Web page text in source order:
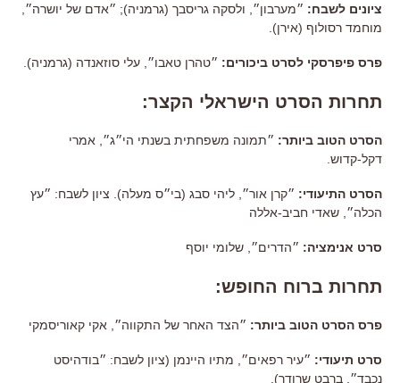
ציונים לשבח: ״מערבון״, ולסקה גריסבך (גרמניה); ״אדם של יושרה״,
מוחמד רסולוף (אירן).
פרס פיפרסקי לסרט ביכורים: ״טהרן טאבו״, עלי סוזאנדה (גרמניה).
תחרות הסרט הישראלי הקצר:
הסרט הטוב ביותר: ״תמונה משפחתית בשנתי הי״ג״, אמרי
דקל-קדוש.
הסרט התיעודי: ״קרן אור״, ליהי סבג (בי״ס מעלה). ציון לשבח: ״עץ
הכלה״, שאדי חביב-אללה
סרט אנימציה: ״הדרים״, שלומי יוסף
תחרות ברוח החופש:
פרס הסרט הטוב ביותר: ״הצד האחר של התקווה״, אקי קאוריסמקי
סרט תיעודי: ״עיר רפאים״, מתיו היינמן (ציון לשבח: ״בודהיסט
נכבד״, ברבט שרודר).